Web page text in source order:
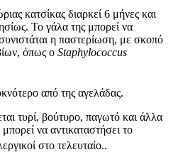
κατσίκας διαρκεί 6 μήνες και
Το γάλα της μπορεί να
η παστερίωση, με σκοπό
όπως ο Staphylococcus
από της αγελάδας.
τυρί, βούτυρο, παγωτό και άλλα
να αντικαταστήσει το
στο τελευταίο..